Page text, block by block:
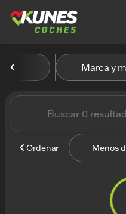
filtrar buscar
VehículosMarca y
Ordenar Menos